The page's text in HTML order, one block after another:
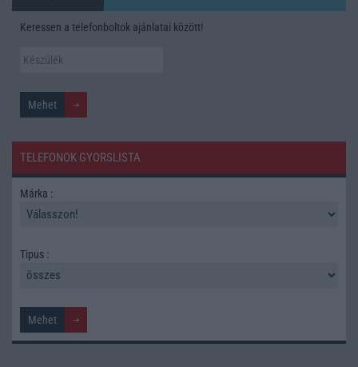
Keressen a telefonboltok ajánlatai között!
TELEFONOK GYORSLISTA
Márka :
Tipus :